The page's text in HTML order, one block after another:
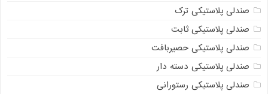
صندلی پلاستیکی ترک
صندلی پلاستیکی ثابت
صندلی پلاستیکی حصیربافت
صندلی پلاستیکی دسته دار
صندلی پلاستیکی رستورانی